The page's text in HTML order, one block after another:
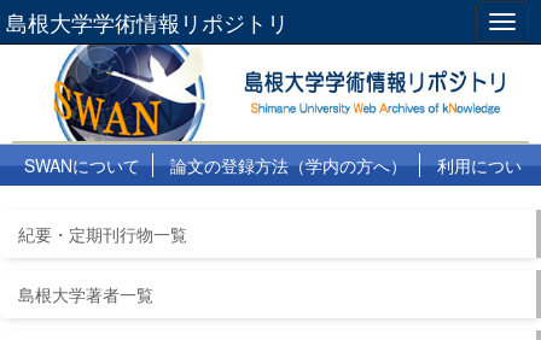
島根大学学術情報リポジトリ
SWANについて 論文の登録方法（学内の方へ）
利用につい
紀要・定期刊行物一覧
島根大学著者一覧